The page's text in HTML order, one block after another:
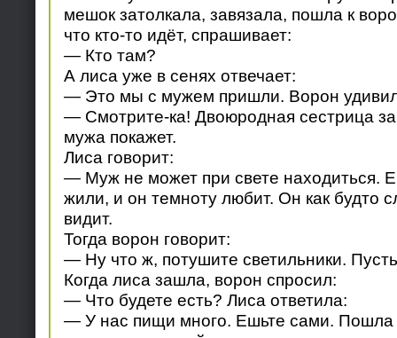
мешок затолкала, завязала, пошла к
что кто-то идёт, спрашивает:
— Кто там?
А лиса уже в сенях отвечает:
— Это мы с мужем пришли. Ворон
— Смотрите-ка! Двоюродная сестрица
мужа покажет.
Лиса говорит:
— Муж не может при свете находиться.
жили, и он темноту любит. Он как будто
видит.
Тогда ворон говорит:
— Ну что ж, потушите светильники.
Когда лиса зашла, ворон спросил:
— Что будете есть? Лиса ответила:
— У нас пищи много. Ешьте сами. Пошла